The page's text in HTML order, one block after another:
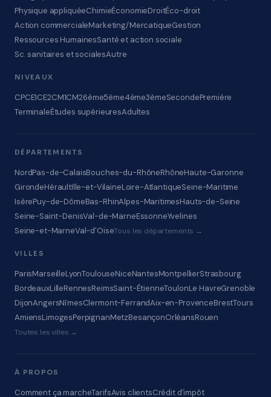
Physique appliquéeChimieÉconomieDroitÉco-droit
Action commercialeMarketing/MercatiqueGestion
Ressources HumainesSanté et action sociale
Sc. sanitaires et socialesAutre
NIVEAUX
CPCE1CE2CM1CM26ème5ème4ème3èmeSecondePremière
TerminaleÉtudes supérieuresAdultes
DÉPARTEMENTS
NordPas-de-CalaisBouches-du-RhôneRhôneHaute-Garonne
GirondeHéraultIlle-et-VilaineLoire-AtlantiqueSeine-Maritime
IsèrePuy-de-DômeBas-RhinAlpes-MaritimesHauts-de-Seine
Seine-Saint-DenisVal-de-MarneEssonneYvelines
Seine-et-MarneVal-d'OiseTous les départements →
VILLES
ParisMarseilleLyonToulouseNiceNantesMontpellierStrasbourg
BordeauxLilleRennesReimsSaint-ÉtienneToulonLe HavreGrenoble
DijonAngersNîmesClermont-FerrandAix-en-ProvenceBrestTours
AmiensLimogesPerpignanMetzBesançonOrléansRouen
Toutes les villes →
À PROPOS
Comment ça marcheTarifsAvis clientsCrédit d'impôt